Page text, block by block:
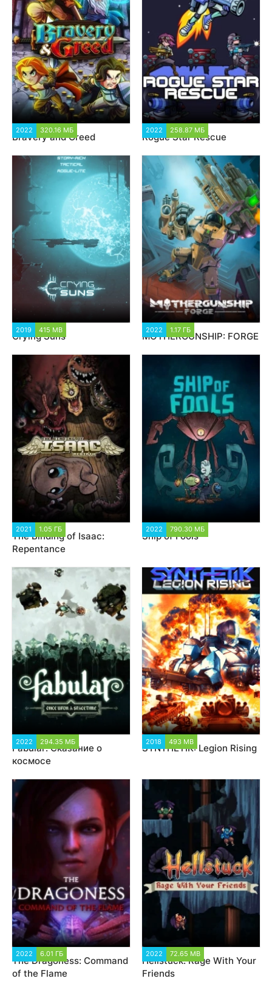
2022 320.16 МБ
Bravery and Greed
2022 258.87 МБ
Rogue Star Rescue
2019 415 MB
Crying Suns
2022 1.17 ГБ
MOTHERGUNSHIP: FORGE
2021 1.05 ГБ
The Binding of Isaac:
Repentance
2022 790.30 МБ
Ship of Fools
2022 294.35 МБ
Fabular: Сказание о
космосе
2018 493 MB
SYNTHETIK: Legion Rising
2022 6.01 ГБ
The Dragoness: Command
of the Flame
2022 72.65 MB
Hellstuck: Rage With Your
Friends